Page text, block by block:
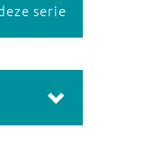
serie